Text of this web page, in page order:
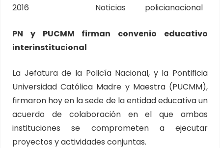
2016
Noticias policianacional
PN y PUCMM firman convenio educativo
interinstitucional
La Jefatura de la Policía Nacional, y la Pontificia
Universidad Católica Madre y Maestra (PUCMM),
firmaron hoy en la sede de la entidad educativa un
acuerdo de colaboración en el que ambas
instituciones se comprometen a ejecutar
proyectos y actividades conjuntas.